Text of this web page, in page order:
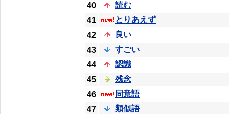
40
読む
41
とりあえず
42
良い
43
すごい
44
認識
45
残念
46
同意語
47
類似語